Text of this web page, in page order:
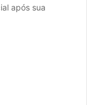
após sua